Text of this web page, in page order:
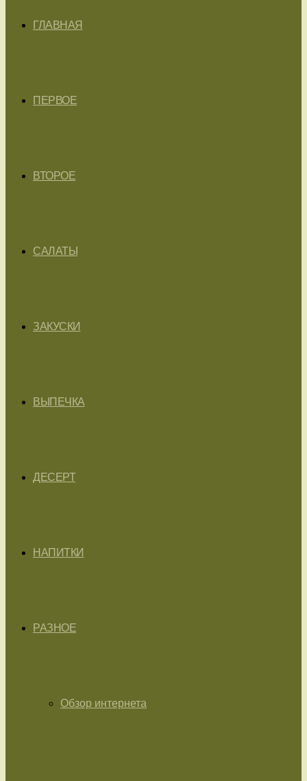
ГЛАВНАЯ
ПЕРВОЕ
ВТОРОЕ
САЛАТЫ
ЗАКУСКИ
ВЫПЕЧКА
ДЕСЕРТ
НАПИТКИ
РАЗНОЕ
Обзор интернета